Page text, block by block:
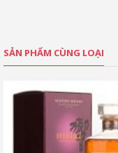
SẢN PHẨM CÙNG LOẠI